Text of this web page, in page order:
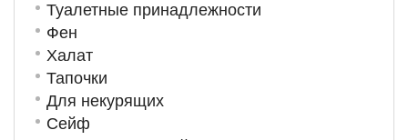
Туалетные принадлежности
Фен
Халат
Тапочки
Для некурящих
Сейф